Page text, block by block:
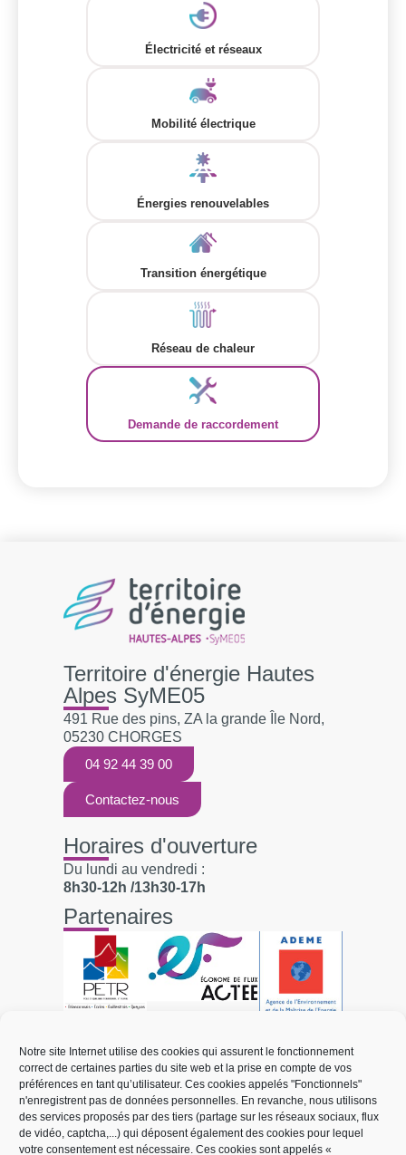
Notre site Internet utilise des cookies qui assurent le fonctionnement
correct de certaines parties du site web et la prise en compte de vos
préférences en tant qu’utilisateur. Ces cookies appelés "Fonctionnels"
n'enregistrent pas de données personnelles. En revanche, nous utilisons
des services proposés par des tiers (partage sur les réseaux sociaux, flux
de vidéo, captcha,...) qui déposent également des cookies pour lequel
votre consentement est nécessaire. Ces cookies sont appelés «
Électricité et réseaux
Mobilité électrique
Énergies renouvelables
Transition énergétique
Réseau de chaleur
Demande de raccordement
Territoire d'énergie Hautes
Alpes SyME05
491 Rue des pins, ZA la grande Île Nord,
05230 CHORGES
04 92 44 39 00
Contactez-nous
Horaires d'ouverture
Du lundi au vendredi :
8h30-12h /13h30-17h
Partenaires
Liens utiles
Électricité et réseaux
Mobilité électrique
Énergies renouvelables